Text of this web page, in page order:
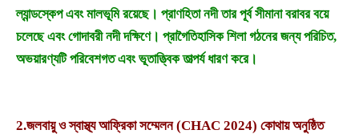
ল্যান্ডস্কেপ এবং মালভূমি রয়েছে। প্রাণহিতা নদী তার পূর্ব সীমানা বরাবর বয়ে
চলেছে এবং গোদাবরী নদী দক্ষিণে। প্রাগৈতিহাসিক শিলা গঠনের জন্য পরিচিত,
অভয়ারণ্যটি পরিবেশগত এবং ভূতাত্ত্বিক তাত্পর্য ধারণ করে।
2.জলবায়ু ও স্বাস্থ্য আফ্রিকা সম্মেলন (CHAC 2024) কোথায় অনুষ্ঠিত